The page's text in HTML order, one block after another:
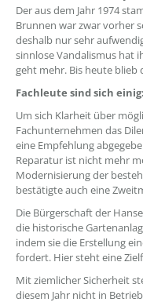
Der aus dem Jahr 1974
Brunnen war zwar vorher
deshalb nur sehr
sinnlose Vandalismus hat
geht mehr. Bis heute blieb
Fachleute sind sich
Um sich Klarheit über
Fachunternehmen das
eine Empfehlung
Reparatur ist nicht mehr
Modernisierung der
bestätigte auch eine
Die Bürgerschaft der
die historische
indem sie die Erstellung
fordert. Hier steht eine
Mit ziemlicher Sicherheit
diesem Jahr nicht in